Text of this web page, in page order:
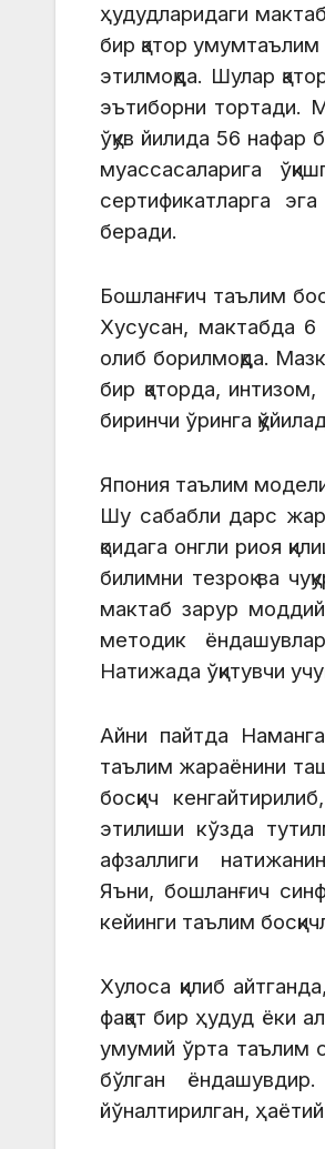
ҳудудларидаги
бир қатор
этилмоқда. Шулар
эътиборни тортади.
ўқув йилида 56 нафар
муассасаларига
сертификатларга
беради.
Бошланғич таълим
Хусусан, мактабда
олиб борилмоқда.
бир қаторда,
биринчи ўринга
Япония таълим
Шу сабабли дарс
қоидага онгли риоя
билимни тезроқ ва
мактаб зарур
методик
Натижада ўқитувчи
Айни пайтда
таълим жараёнини
босқич
этилиши кўзда
афзаллиги
Яъни, бошланғич
кейинги таълим
Хулоса қилиб
фақат бир ҳудуд ёки
умумий ўрта таълим
бўлган
йўналтирилган,